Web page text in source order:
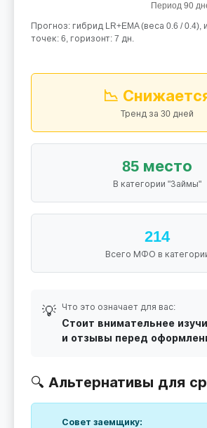
Прогноз: гибрид LR+EMA (веса 0.6 / 0.4),
точек: 6, горизонт: 7 дн.
📉
Тренд за 30 дней
85 место
В категории "Займы"
214
Всего МФО в
💡 Что это означает для вас:
Стоит внимательнее
и отзывы перед
🔍 Альтернативы для
Совет заемщику: